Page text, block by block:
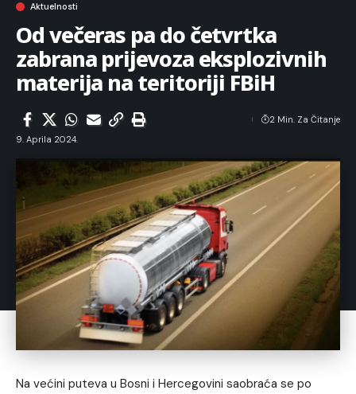
Aktuelnosti
Od večeras pa do četvrtka
zabrana prijevoza eksplozivnih
materija na teritoriji FBiH
9. Aprila 2024.
2 Min. Za Čitanje
Na većini puteva u Bosni i Hercegovini saobraća se po